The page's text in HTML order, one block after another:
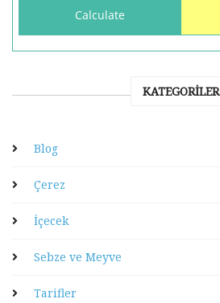
KATEGORILER
Blog
Çerez
İçecek
Sebze ve Meyve
Tarifler